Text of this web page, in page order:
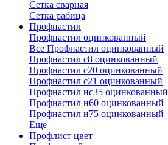
Сетка сварная
Сетка рабица
Профнастил
Профнастил оцинкованный
Все Профнастил оцинкованный
Профнастил с8 оцинкованный
Профнастил с20 оцинкованный
Профнастил с21 оцинкованный
Профнастил нс35 оцинкованный
Профнастил н60 оцинкованный
Профнастил н75 оцинкованный
Еще
Профлист цвет